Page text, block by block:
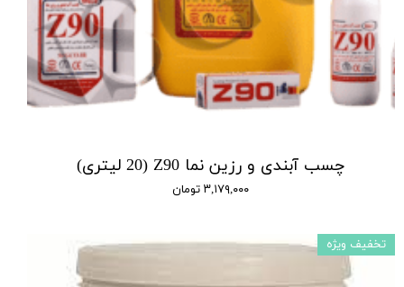
چسب آبندی و رزین نما Z90 (20 لیتری)
۳,۱۷۹,۰۰۰ تومان
تخفیف ویژه